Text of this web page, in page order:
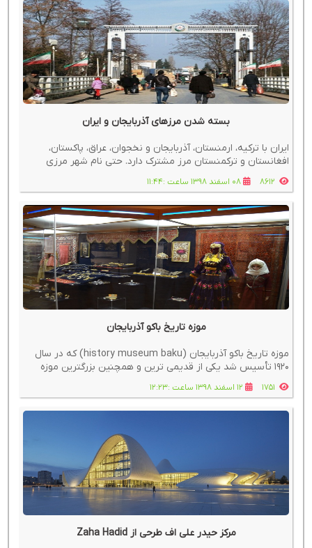
بسته شدن مرزهای آذربایجان و ایران
ایران با ترکیه، ارمنستان، آذربایجان و نخجوان، عراق، پاکستان،
افغانستان و ترکمنستان مرز مشترک دارد. حتی نام شهر مرزی
آستارا، در هر دو کشور یکسان است. نکته خوب در مورد این مرز
این است که شما به معنای واقعی کلمه هنگام سفر به آذربایجان
8612 08 اسفند 1398 ساعت :11:44
موزه تاریخ باکو آذربایجان
موزه تاریخ باکو آذربایجان (history museum baku) که در سال
1920 تأسیس شد یکی از قدیمی ترین و همچنین بزرگترین موزه
های واقع در آذربایجان است.
1751 12 اسفند 1398 ساعت :12:23
مرکز حیدر علی اف طرحی از Zaha Hadid